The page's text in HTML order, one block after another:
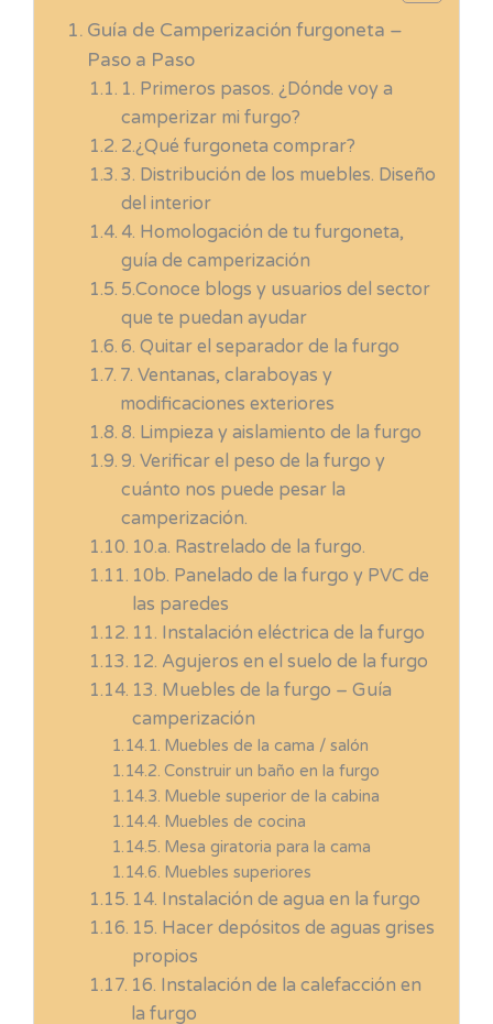
Guía de Camperización furgoneta –
Paso a Paso
1. Primeros pasos. ¿Dónde voy a
camperizar mi furgo?
2.¿Qué furgoneta comprar?
3. Distribución de los muebles. Diseño
del interior
4. Homologación de tu furgoneta,
guía de camperización
5.Conoce blogs y usuarios del sector
que te puedan ayudar
6. Quitar el separador de la furgo
7. Ventanas, claraboyas y
modificaciones exteriores
8. Limpieza y aislamiento de la furgo
9. Verificar el peso de la furgo y
cuánto nos puede pesar la
camperización.
10.a. Rastrelado de la furgo.
10b. Panelado de la furgo y PVC de
las paredes
11. Instalación eléctrica de la furgo
12. Agujeros en el suelo de la furgo
13. Muebles de la furgo – Guía
camperización
Muebles de la cama / salón
Construir un baño en la furgo
Mueble superior de la cabina
Muebles de cocina
Mesa giratoria para la cama
Muebles superiores
14. Instalación de agua en la furgo
15. Hacer depósitos de aguas grises
propios
16. Instalación de la calefacción en
la furgo